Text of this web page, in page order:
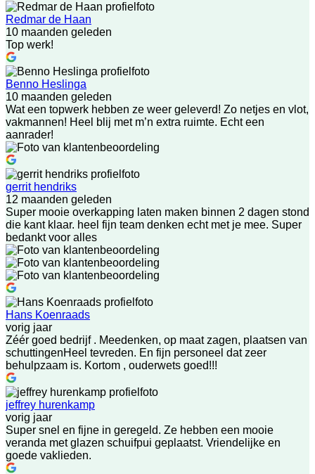
Redmar de Haan
10 maanden geleden
Top werk!
Benno Heslinga
10 maanden geleden
Wat een topwerk hebben ze weer geleverd! Zo netjes en vlot,
vakmannen! Heel blij met m’n extra ruimte. Echt een
aanrader!
gerrit hendriks
12 maanden geleden
Super mooie overkapping laten maken binnen 2 dagen stond
die kant klaar. heel fijn team denken echt met je mee. Super
bedankt voor alles
Hans Koenraads
vorig jaar
Zéér goed bedrijf . Meedenken, op maat zagen, plaatsen van
schuttingenHeel tevreden. En fijn personeel dat zeer
behulpzaam is. Kortom , ouderwets goed!!!
jeffrey hurenkamp
vorig jaar
Super snel en fijne in geregeld. Ze hebben een mooie
veranda met glazen schuifpui geplaatst. Vriendelijke en
goede vaklieden.